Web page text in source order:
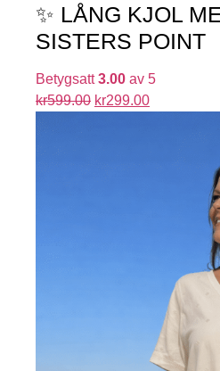
✨ LÅNG KJOL
SISTERS POINT
Betygsatt3.00 av 5
kr599.00 kr299.00